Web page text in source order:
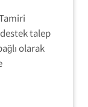
talep
olarak